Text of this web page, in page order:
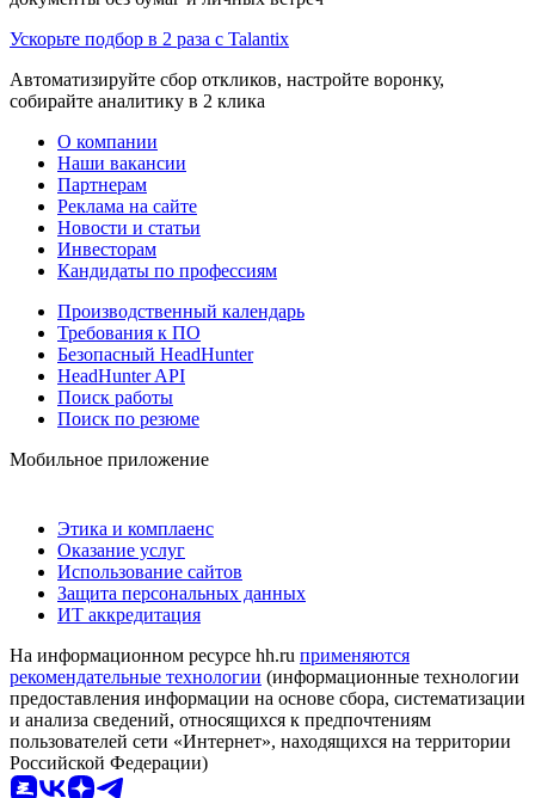
Ускорьте подбор в 2 раза с Talantix
Автоматизируйте сбор откликов, настройте воронку,
собирайте аналитику в 2 клика
О компании
Наши вакансии
Партнерам
Реклама на сайте
Новости и статьи
Инвесторам
Кандидаты по профессиям
Производственный календарь
Требования к ПО
Безопасный HeadHunter
HeadHunter API
Поиск работы
Поиск по резюме
Мобильное приложение
Этика и комплаенс
Оказание услуг
Использование сайтов
Защита персональных данных
ИТ аккредитация
На информационном ресурсе hh.ru применяются
рекомендательные технологии (информационные технологии
предоставления информации на основе сбора, систематизации
и анализа сведений, относящихся к предпочтениям
пользователей сети «Интернет», находящихся на территории
Российской Федерации)